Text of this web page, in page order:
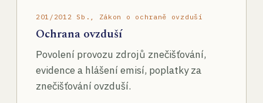
201/2012 Sb., Zákon o ochraně ovzduší
Ochrana ovzduší
Povolení provozu zdrojů znečišťování,
evidence a hlášení emisí, poplatky za
znečišťování ovzduší.